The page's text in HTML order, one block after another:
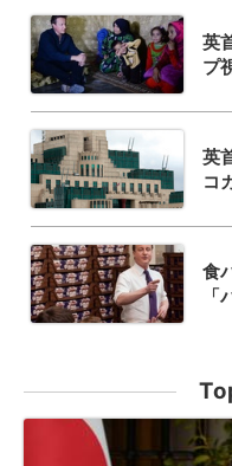
英
プ
英
コ
食